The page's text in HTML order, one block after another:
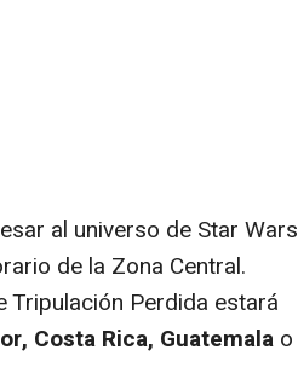
al universo de Star Wars
de la Zona Central.
Tripulación Perdida estará
Costa Rica, Guatemala o